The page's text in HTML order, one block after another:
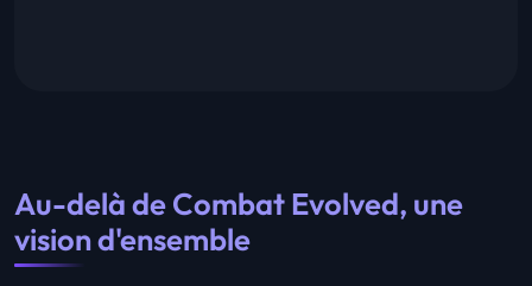
Au-delà de Combat Evolved, une
vision d'ensemble